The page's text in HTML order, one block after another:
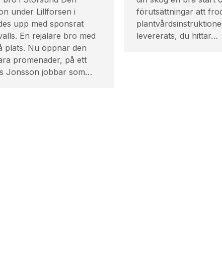
förutsättningar att
levererats, du hittar…
under Lillforsen i
upp med sponsrat
En rejälare bro med
plats. Nu öppnar den
promenader, på ett
Jonsson jobbar som…